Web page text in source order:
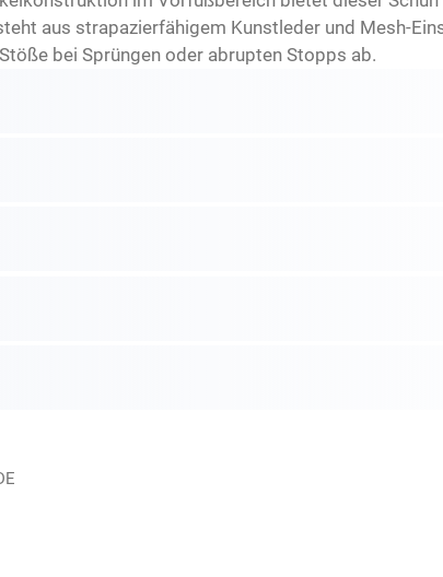
aus strapazierfähigem Kunstleder und Mesh-
bei Sprüngen oder abrupten Stopps ab.